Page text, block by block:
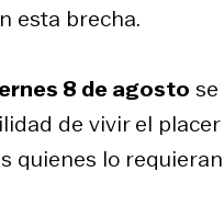
esta brecha.
8 de agosto
de vivir el
quienes lo